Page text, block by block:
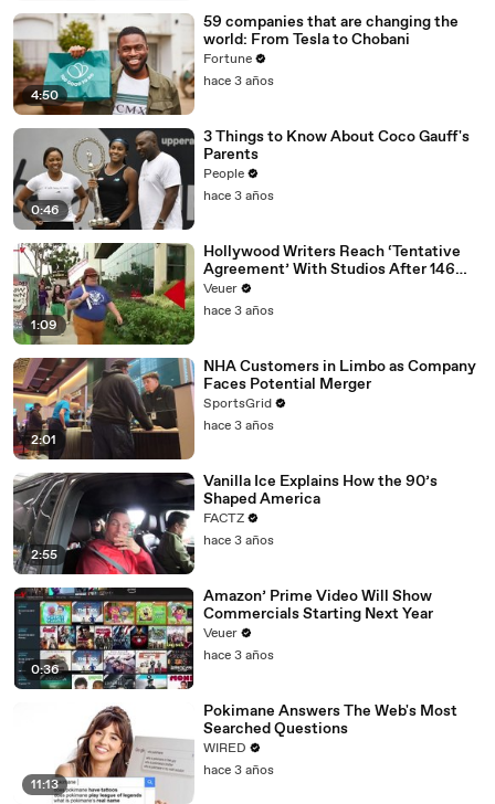
4:50
59 companies that are changing the
world: From Tesla to Chobani
Fortune
hace 3 años
0:46
3 Things to Know About Coco Gauff's
Parents
People
hace 3 años
1:09
Hollywood Writers Reach ‘Tentative
Agreement’ With Studios After 146
Day Strike
Veuer
hace 3 años
2:01
NHA Customers in Limbo as Company
Faces Potential Merger
SportsGrid
hace 3 años
2:55
Vanilla Ice Explains How the 90’s
Shaped America
FACTZ
hace 3 años
0:36
Amazon’ Prime Video Will Show
Commercials Starting Next Year
Veuer
hace 3 años
11:13
Pokimane Answers The Web's Most
Searched Questions
WIRED
hace 3 años